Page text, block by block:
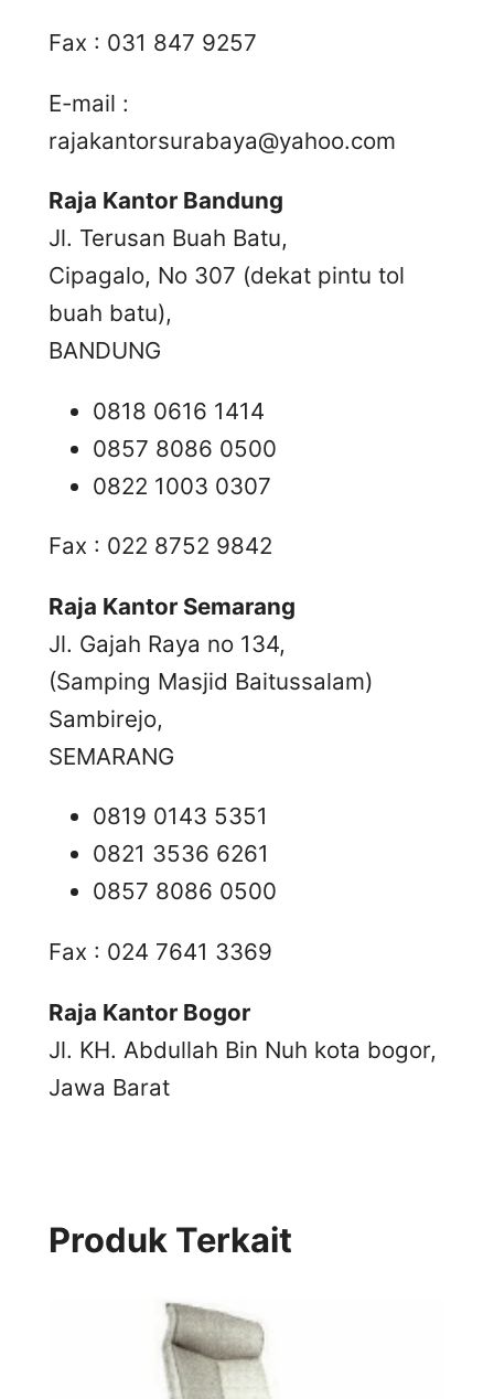
Fax : 031 847 9257
E-mail :
rajakantorsurabaya@yahoo.com
Raja Kantor Bandung
Jl. Terusan Buah Batu,
Cipagalo, No 307 (dekat pintu tol
buah batu),
BANDUNG
0818 0616 1414
0857 8086 0500
0822 1003 0307
Fax : 022 8752 9842
Raja Kantor Semarang
Jl. Gajah Raya no 134,
(Samping Masjid Baitussalam)
Sambirejo,
SEMARANG
0819 0143 5351
0821 3536 6261
0857 8086 0500
Fax : 024 7641 3369
Raja Kantor Bogor
Jl. KH. Abdullah Bin Nuh kota bogor,
Jawa Barat
Produk Terkait